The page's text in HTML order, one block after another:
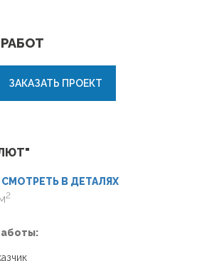
ЗАКАЗАТЬ ПРОЕКТ
СМОТРЕТЬ В ДЕТАЛЯХ
2